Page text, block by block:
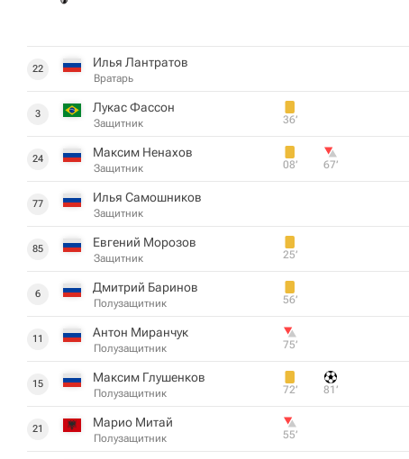
22 Илья Лантратов
Вратарь
3 Лукас Фассон
Защитник 36‎’‎
24 Максим Ненахов
Защитник 08‎’‎ 67‎’‎
77 Илья Самошников
Защитник
85 Евгений Морозов
Защитник 25‎’‎
6 Дмитрий Баринов
Полузащитник 56‎’‎
11 Антон Миранчук
Полузащитник 75‎’‎
15 Максим Глушенков
Полузащитник 72‎’‎ 81‎’‎
21 Марио Митай
Полузащитник 55‎’‎